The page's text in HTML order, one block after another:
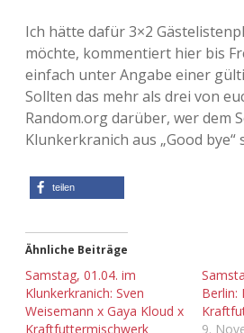
Adventskalender
Adventskalender
Adventskalender
Adventskalender
Adventskalender
Ich hätte dafür 3×2
möchte, kommentiert hier bis
einfach unter Angabe einer
Sollten das mehr als drei von
Random.org darüber, wer dem
Klunkerkranich aus „Good bye“
teilen
Ähnliche Beiträge
Samstag, 01.04. im
Klunkerkranich: Sven
Weisemann x Gaya Kloud x
Kraftfuttermischwerk
Berlin:
9.